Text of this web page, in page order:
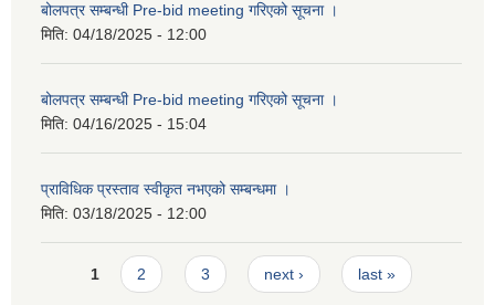
बोलपत्र सम्बन्धी Pre-bid meeting गरिएको सूचना ।
मिति: 04/18/2025 - 12:00
बोलपत्र सम्बन्धी Pre-bid meeting गरिएको सूचना ।
मिति: 04/16/2025 - 15:04
प्राविधिक प्रस्ताव स्वीकृत नभएको सम्बन्धमा ।
मिति: 03/18/2025 - 12:00
Pages
1 2 3 next › last »